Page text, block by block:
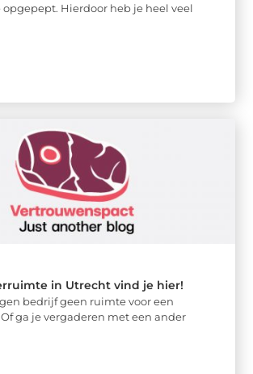
opgepept. Hierdoor heb je heel veel
in Utrecht vind je hier!
bedrijf geen ruimte voor een
ga je vergaderen met een ander